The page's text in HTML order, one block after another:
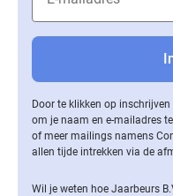
Door te klikken op
om je naam en e-mailadres
of meer mailings namens
allen tijde intrekken via de
Wil je weten hoe Jaarbeurs